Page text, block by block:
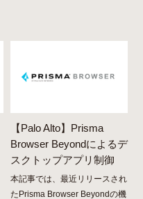
【Palo Alto】Prisma
Browser Beyondによるデ
スクトップアプリ制御
本記事では、最近リリースされ
たPrisma Browser Beyondの機